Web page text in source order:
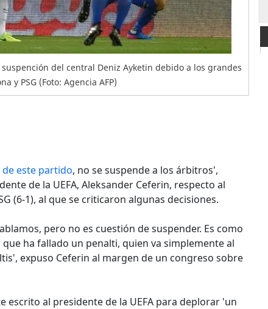
del central Deniz Ayketin debido a los grandes
y PSG (Foto: Agencia AFP)
este partido, no se suspende a los árbitros',
de la UEFA, Aleksander Ceferin, respecto al
(6-1), al que se criticaron algunas decisiones.
pero no es cuestión de suspender. Es como
ha fallado un penalti, quien va simplemente al
expuso Ceferin al margen de un congreso sobre
escrito al presidente de la UEFA para deplorar 'un